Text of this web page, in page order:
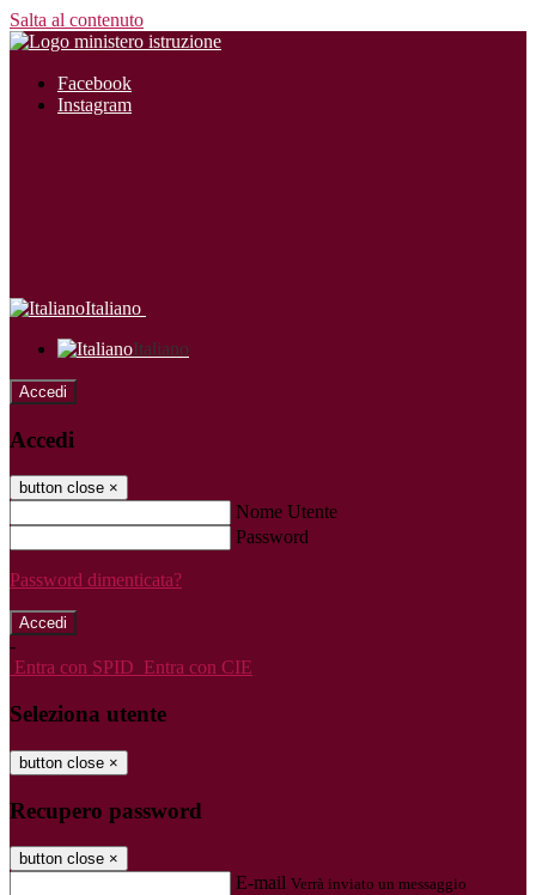
Salta al contenuto
Facebook
Instagram
Italiano
Italiano
Accedi
Accedi
button close ×
Nome Utente
Password
Password dimenticata?
-
Entra con SPID Entra con CIE
Seleziona utente
button close ×
Recupero password
button close ×
E-mail Verrà inviato un messaggio